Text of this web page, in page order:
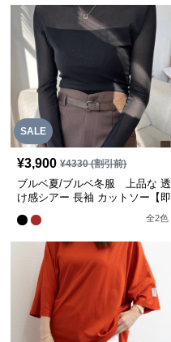
SALE
¥3,900 ¥4330(割引前)
ブルベ夏/ブルベ冬服 上品な 透
け感シアー 長袖 カットソー【即
全2色